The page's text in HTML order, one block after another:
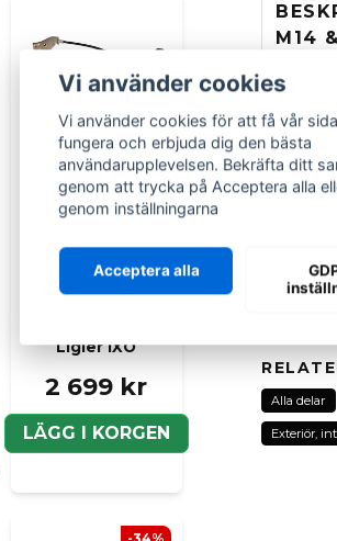
Ligier IXO
2 699 kr
LÄGG I KORGEN
M14
eller
:
Ställ
Alla delar
Exteriör,
Vi använder cookies
Vi använder cookies för att få vår
fungera och erbjuda dig den bästa
användarupplevelsen. Bekräfta ditt
genom att trycka på Acceptera alla
genom inställningarna
Acceptera alla